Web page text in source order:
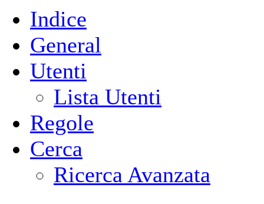
Indice
General
Utenti
Lista Utenti
Regole
Cerca
Ricerca Avanzata